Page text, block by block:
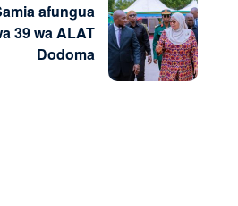
afungua
39 wa ALAT
Dodoma